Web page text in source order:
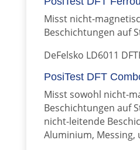
Misst nicht-
Beschichtungen auf
DeFelsko LD6011
PosiTest DFT
Misst sowohl nicht-
Beschichtungen auf
nicht-leitende
Aluminium, Messing,